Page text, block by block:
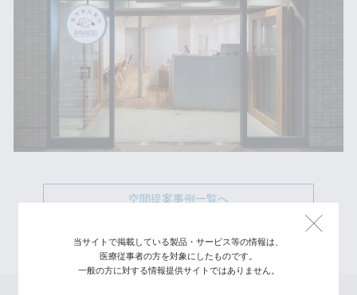
当サイトで掲載している製品・サービス等の情報は、
医療従事者の方を対象にしたものです。
一般の方に対する情報提供サイトではありません。
空間提案事例一覧へ